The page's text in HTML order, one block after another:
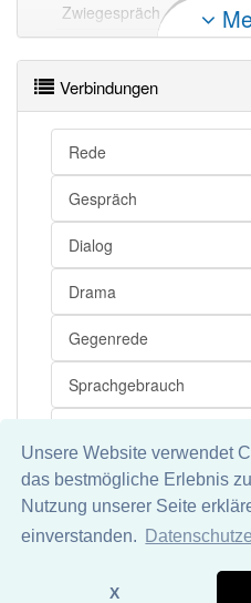
Unsere Website verwendet
das bestmögliche Erlebnis
Nutzung unserer Seite
einverstanden.
X
Zwiegespräch
Zwiegespräch
Zwiegespräch
Zwiegespräch
Verbindungen
Rede
Gespräch
Dialog
Drama
Gegenrede
Sprachgebrauch
Stilmittel
Datenschutz
Wir übernehmen keine